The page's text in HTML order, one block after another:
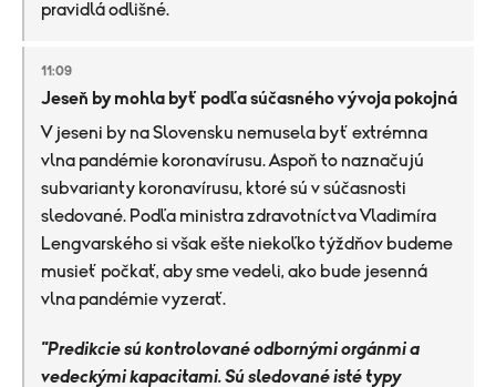
pravidlá odlišné.
11:09
Jeseň by mohla byť podľa súčasného vývoja pokojná
V jeseni by na Slovensku nemusela byť extrémna
vlna pandémie koronavírusu. Aspoň to naznačujú
subvarianty koronavírusu, ktoré sú v súčasnosti
sledované. Podľa ministra zdravotníctva Vladimíra
Lengvarského si však ešte niekoľko týždňov budeme
musieť počkať, aby sme vedeli, ako bude jesenná
vlna pandémie vyzerať.
"Predikcie sú kontrolované odbornými orgánmi a
vedeckými kapacitami. Sú sledované isté typy